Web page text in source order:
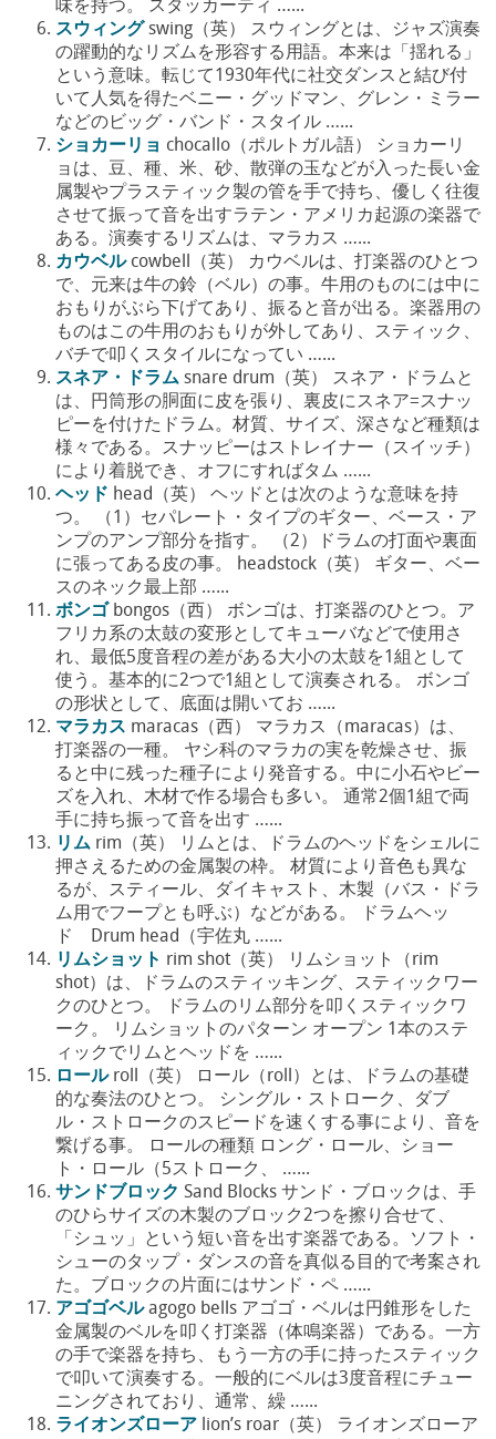
味を持つ。 スタッカーティ …...
スウィング swing（英） スウィングとは、ジャズ演奏
の躍動的なリズムを形容する用語。本来は「揺れる」
という意味。転じて1930年代に社交ダンスと結び付
いて人気を得たベニー・グッドマン、グレン・ミラー
などのビッグ・バンド・スタイル …...
ショカーリョ chocallo（ポルトガル語） ショカーリ
ョは、豆、種、米、砂、散弾の玉などが入った長い金
属製やプラスティック製の管を手で持ち、優しく往復
させて振って音を出すラテン・アメリカ起源の楽器で
ある。演奏するリズムは、マラカス …...
カウベル cowbell（英） カウベルは、打楽器のひとつ
で、元来は牛の鈴（ベル）の事。牛用のものには中に
おもりがぶら下げてあり、振ると音が出る。楽器用の
ものはこの牛用のおもりが外してあり、スティック、
バチで叩くスタイルになってい …...
スネア・ドラム snare drum（英） スネア・ドラムと
は、円筒形の胴面に皮を張り、裏皮にスネア=スナッ
ピーを付けたドラム。材質、サイズ、深さなど種類は
様々である。スナッピーはストレイナー（スイッチ）
により着脱でき、オフにすればタム …...
ヘッド head（英） ヘッドとは次のような意味を持
つ。 （1）セパレート・タイプのギター、ベース・ア
ンプのアンプ部分を指す。 （2）ドラムの打面や裏面
に張ってある皮の事。 headstock（英） ギター、ベー
スのネック最上部 …...
ボンゴ bongos（西） ボンゴは、打楽器のひとつ。ア
フリカ系の太鼓の変形としてキューバなどで使用さ
れ、最低5度音程の差がある大小の太鼓を1組として
使う。基本的に2つで1組として演奏される。 ボンゴ
の形状として、底面は開いてお …...
マラカス maracas（西） マラカス（maracas）は、
打楽器の一種。 ヤシ科のマラカの実を乾燥させ、振
ると中に残った種子により発音する。中に小石やビー
ズを入れ、木材で作る場合も多い。 通常2個1組で両
手に持ち振って音を出す …...
リム rim（英） リムとは、ドラムのヘッドをシェルに
押さえるための金属製の枠。 材質により音色も異な
るが、スティール、ダイキャスト、木製（バス・ドラ
ム用でフープとも呼ぶ）などがある。 ドラムヘッ
ド Drum head（宇佐丸 …...
リムショット rim shot（英） リムショット（rim
shot）は、ドラムのスティッキング、スティックワー
クのひとつ。 ドラムのリム部分を叩くスティックワ
ーク。 リムショットのパターン オープン 1本のステ
ィックでリムとヘッドを …...
ロール roll（英） ロール（roll）とは、ドラムの基礎
的な奏法のひとつ。 シングル・ストローク、ダブ
ル・ストロークのスピードを速くする事により、音を
繋げる事。 ロールの種類 ロング・ロール、ショー
ト・ロール（5ストローク、 …...
サンドブロック Sand Blocks サンド・ブロックは、手
のひらサイズの木製のブロック2つを擦り合せて、
「シュッ」という短い音を出す楽器である。ソフト・
シューのタップ・ダンスの音を真似る目的で考案され
た。ブロックの片面にはサンド・ペ …...
アゴゴベル agogo bells アゴゴ・ベルは円錐形をした
金属製のベルを叩く打楽器（体鳴楽器）である。一方
の手で楽器を持ち、もう一方の手に持ったスティック
で叩いて演奏する。一般的にベルは3度音程にチュー
ニングされており、通常、繰 …...
ライオンズローア lion’s roar（英） ライオンズローア